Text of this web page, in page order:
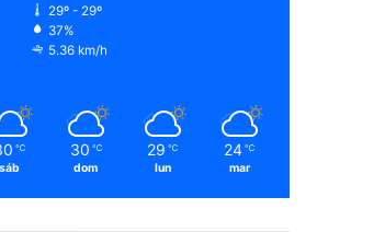
29º - 29º
37%
5.36 km/h
℃
sáb
30 ℃
dom
29 ℃
lun
24 ℃
mar